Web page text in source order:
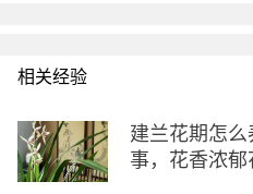
相关经验
建兰花期怎
事，花香浓郁